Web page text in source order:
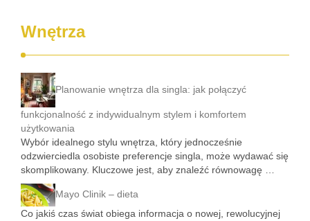
Wnętrza
Planowanie wnętrza dla singla: jak połączyć
funkcjonalność z indywidualnym stylem i komfortem
użytkowania
Wybór idealnego stylu wnętrza, który jednocześnie
odzwierciedla osobiste preferencje singla, może wydawać się
skomplikowany. Kluczowe jest, aby znaleźć równowagę …
Mayo Clinik – dieta
Co jakiś czas świat obiega informacja o nowej, rewolucyjnej